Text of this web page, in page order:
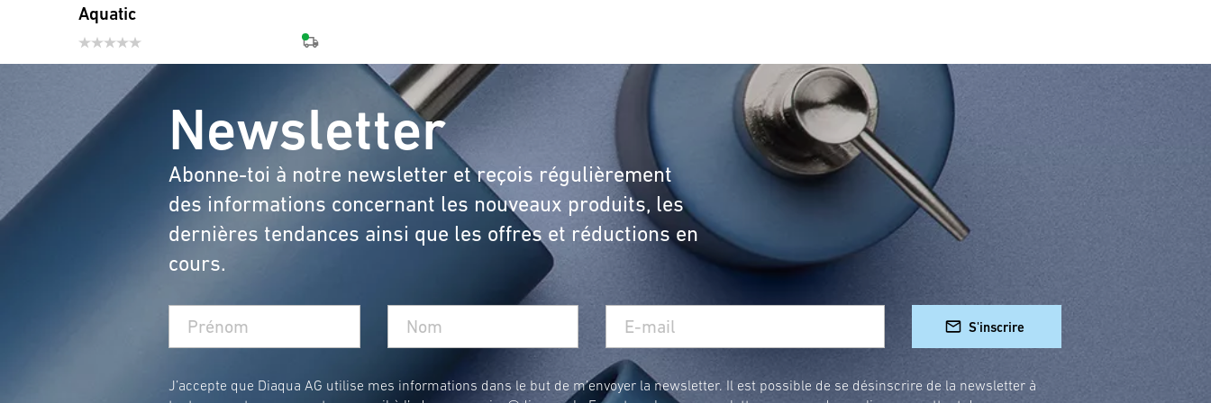
Aquatic
Newsletter
Abonne-toi à notre newsletter et reçois régulièrement
des informations concernant les nouveaux produits, les
dernières tendances ainsi que les offres et réductions en
cours.
S'inscrire
J’accepte que Diaqua AG utilise mes informations dans le but de m’envoyer la newsletter. Il est possible de se désinscrire de la newsletter à